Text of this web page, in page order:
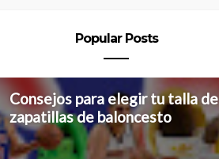
Popular Posts
Consejos para elegir tu talla de
zapatillas de baloncesto